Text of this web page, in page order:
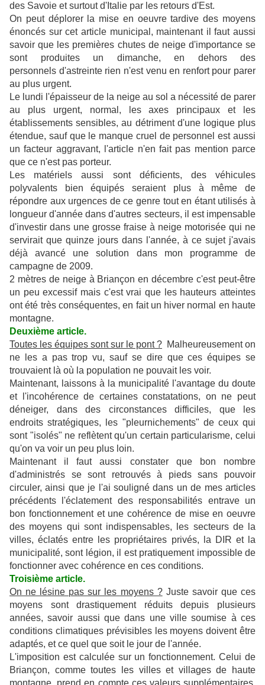
des Savoie et surtout d'Italie par les retours d'Est.
On peut déplorer la mise en oeuvre tardive des moyens
énoncés sur cet article municipal, maintenant il faut aussi
savoir que les premières chutes de neige d'importance se
sont produites un dimanche, en dehors des
personnels d'astreinte rien n'est venu en renfort pour parer
au plus urgent.
Le lundi l'épaisseur de la neige au sol a nécessité de parer
au plus urgent, normal, les axes principaux et les
établissements sensibles, au détriment d'une logique plus
étendue, sauf que le manque cruel de personnel est aussi
un facteur aggravant, l'article n'en fait pas mention parce
que ce n'est pas porteur.
Les matériels aussi sont déficients, des véhicules
polyvalents bien équipés seraient plus à même de
répondre aux urgences de ce genre tout en étant utilisés à
longueur d'année dans d'autres secteurs, il est impensable
d'investir dans une grosse fraise à neige motorisée qui ne
servirait que quinze jours dans l'année, à ce sujet j'avais
déjà avancé une solution dans mon programme de
campagne de 2009.
2 mètres de neige à Briançon en décembre c'est peut-être
un peu excessif mais c'est vrai que les hauteurs atteintes
ont été très conséquentes, en fait un hiver normal en haute
montagne.
Deuxième article.
Toutes les équipes sont sur le pont ? Malheureusement on
ne les a pas trop vu, sauf se dire que ces équipes se
trouvaient là où la population ne pouvait les voir.
Maintenant, laissons à la municipalité l'avantage du doute
et l'incohérence de certaines constatations, on ne peut
déneiger, dans des circonstances difficiles, que les
endroits stratégiques, les "pleurnichements" de ceux qui
sont "isolés" ne reflètent qu'un certain particularisme, celui
qu'on va voir un peu plus loin.
Maintenant il faut aussi constater que bon nombre
d'administrés se sont retrouvés à pieds sans pouvoir
circuler, ainsi que je l'ai souligné dans un de mes articles
précédents l'éclatement des responsabilités entrave un
bon fonctionnement et une cohérence de mise en oeuvre
des moyens qui sont indispensables, les secteurs de la
villes, éclatés entre les propriétaires privés, la DIR et la
municipalité, sont légion, il est pratiquement impossible de
fonctionner avec cohérence en ces conditions.
Troisième article.
On ne lésine pas sur les moyens ?Juste savoir que ces
moyens sont drastiquement réduits depuis plusieurs
années, savoir aussi que dans une ville soumise à ces
conditions climatiques prévisibles les moyens doivent être
adaptés, et ce quel que soit le jour de l'année.
L'imposition est calculée sur un fonctionnement. Celui de
Briançon, comme toutes les villes et villages de haute